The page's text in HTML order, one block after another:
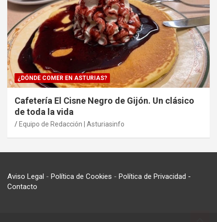
¿DÓNDE COMER EN ASTURIAS?
Cafetería El Cisne Negro de Gijón. Un clásico
de toda la vida
Equipo de Redacción | Asturiasinfo
Aviso Legal - Política de Cookies - Política de Privacidad -
Contacto